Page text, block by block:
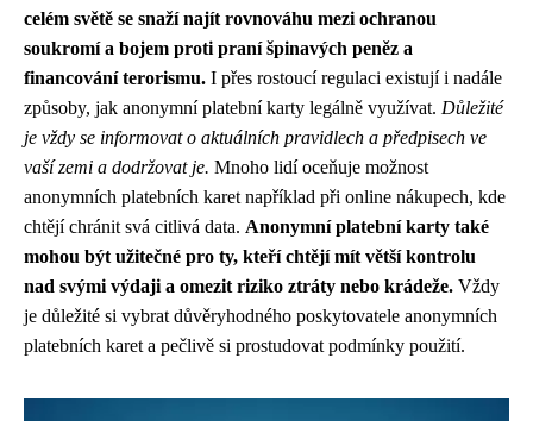
celém světě se snaží najít rovnováhu mezi ochranou
soukromí a bojem proti praní špinavých peněz a
financování terorismu. I přes rostoucí regulaci existují i nadále
způsoby, jak anonymní platební karty legálně využívat. Důležité
je vždy se informovat o aktuálních pravidlech a předpisech ve
vaší zemi a dodržovat je. Mnoho lidí oceňuje možnost
anonymních platebních karet například při online nákupech, kde
chtějí chránit svá citlivá data. Anonymní platební karty také
mohou být užitečné pro ty, kteří chtějí mít větší kontrolu
nad svými výdaji a omezit riziko ztráty nebo krádeže. Vždy
je důležité si vybrat důvěryhodného poskytovatele anonymních
platebních karet a pečlivě si prostudovat podmínky použití.